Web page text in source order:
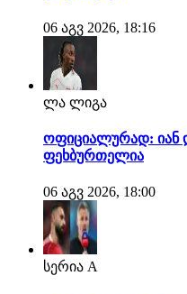
06 აგვ 2026, 18:16
ლა ლიგა
ოფიციალურად: იან
ფეხბურთელია
06 აგვ 2026, 18:00
სერია A